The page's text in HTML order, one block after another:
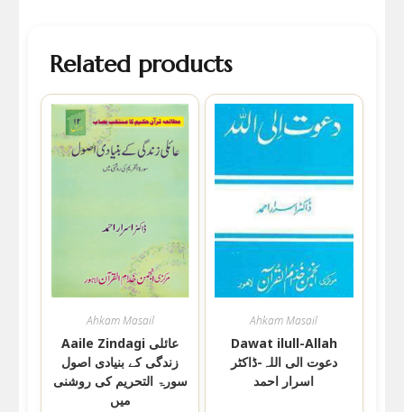
Related products
Ahkam Masail
Aaile Zindagi عائلی
زندگی کے بنیادی اصول
سورۃ التحریم کی روشنی
میں
Ahkam Masail
Dawat ilull-Allah
دعوت الی اللہ-ڈاکٹر
اسرار احمد